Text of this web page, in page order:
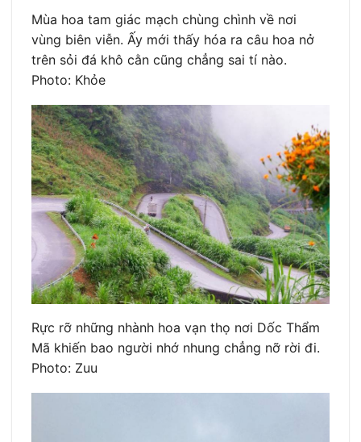
Mùa hoa tam giác mạch chùng chình về nơi
vùng biên viễn. Ấy mới thấy hóa ra câu hoa nở
trên sỏi đá khô cằn cũng chẳng sai tí nào.
Photo: Khỏe
Rực rỡ những nhành hoa vạn thọ nơi Dốc Thẩm
Mã khiến bao người nhớ nhung chẳng nỡ rời đi.
Photo: Zuu